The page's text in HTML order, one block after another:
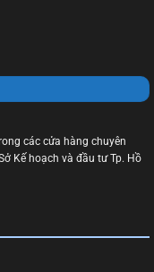
các cửa hàng chuyên
Kế hoạch và đầu tư Tp. Hồ